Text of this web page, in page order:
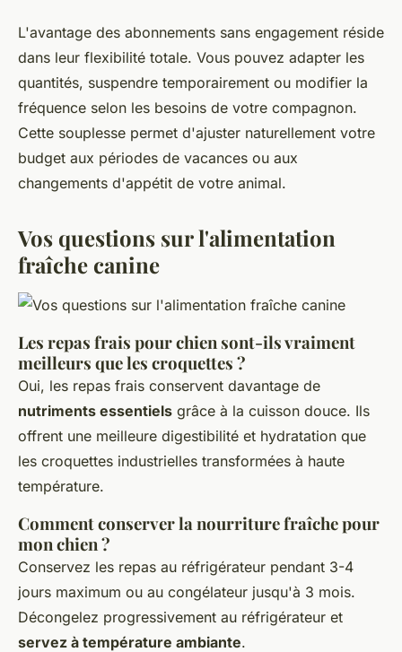
L'avantage des abonnements sans engagement réside
dans leur flexibilité totale. Vous pouvez adapter les
quantités, suspendre temporairement ou modifier la
fréquence selon les besoins de votre compagnon.
Cette souplesse permet d'ajuster naturellement votre
budget aux périodes de vacances ou aux
changements d'appétit de votre animal.
Vos questions sur l'alimentation
fraîche canine
Les repas frais pour chien sont-ils vraiment
meilleurs que les croquettes ?
Oui, les repas frais conservent davantage de
nutriments essentiels grâce à la cuisson douce. Ils
offrent une meilleure digestibilité et hydratation que
les croquettes industrielles transformées à haute
température.
Comment conserver la nourriture fraîche pour
mon chien ?
Conservez les repas au réfrigérateur pendant 3-4
jours maximum ou au congélateur jusqu'à 3 mois.
Décongelez progressivement au réfrigérateur et
servez à température ambiante.